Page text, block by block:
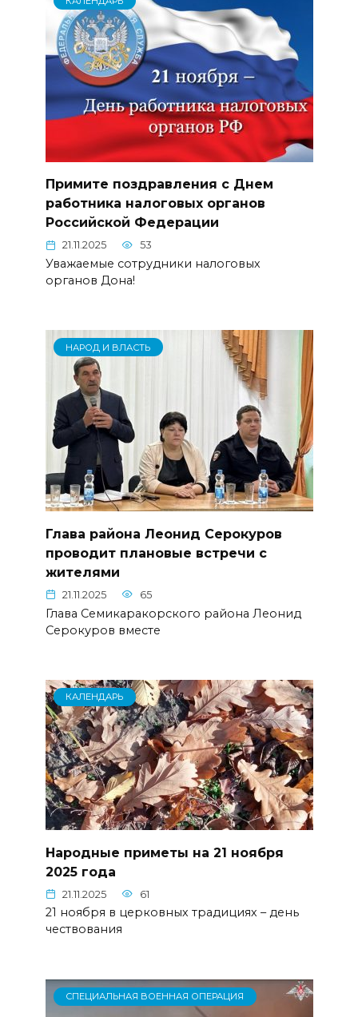
Примите поздравления с Днем
работника налоговых органов
Российской Федерации
21.11.2025 53
Уважаемые сотрудники налоговых
органов Дона!
НАРОД И ВЛАСТЬ
Глава района Леонид Серокуров
проводит плановые встречи с
жителями
21.11.2025 65
Глава Семикаракорского района Леонид
Серокуров вместе
КАЛЕНДАРЬ
Народные приметы на 21 ноября
2025 года
21.11.2025 61
21 ноября в церковных традициях – день
чествования
СПЕЦИАЛЬНАЯ ВОЕННАЯ ОПЕРАЦИЯ